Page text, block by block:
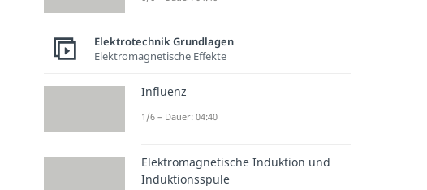
Elektrotechnik Grundlagen
Elektromagnetische Effekte
Influenz
1/6 – Dauer: 04:40
Elektromagnetische Induktion und
Induktionsspule